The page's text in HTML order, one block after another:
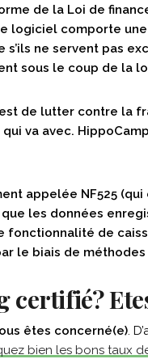
de la Loi de
logiciel comporte
ne servent pas
sous le coup de la
de lutter contre la
va avec.
appelée NF525
les données
fonctionnalité de
le biais de
êtes concerné(e).
bien les bons taux